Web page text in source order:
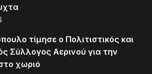
τίμησε ο Πολιτιστικός και
Σύλλογος Αερινού για την
χωριό